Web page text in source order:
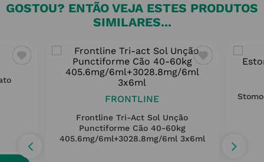
GOSTOU? ENTÃO VEJA ESTES PRODUTOS
SIMILARES...
FRONTLINE
Frontline Tri-Act Sol Unção
Punctiforme Cão 40-60kg
405.6mg/6ml+3028.8mg/6ml 3x6ml